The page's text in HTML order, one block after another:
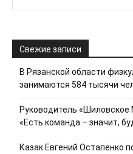
Свежие записи
В Рязанской области
занимаются 584 тысячи
Руководитель
«Есть команда – значит,
Казак Евгений Остапенко